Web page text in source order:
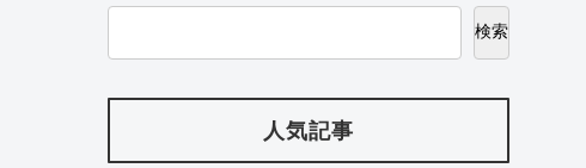
検索
人気記事